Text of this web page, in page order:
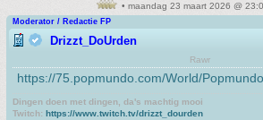
• maandag 23 maart 2026 @
Moderator / Redactie FP
Drizzt_DoUrden
Rawr
https://75.popmundo.com/World/
Dingen doen met dingen, da's machtig mooi
Twitch: https://www.twitch.tv/drizzt_dourden